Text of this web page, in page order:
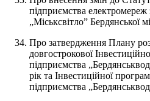
підприємства електромереж
„Міськсвітло” Бердянської
Про затвердження Плану
довгострокової
підприємства
рік та Інвестиційної
підприємства